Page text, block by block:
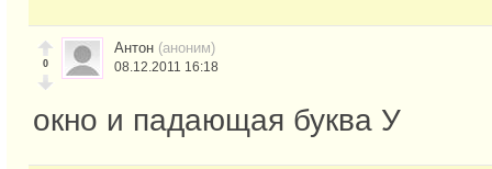
0
Антон (аноним)
08.12.2011 16:18
окно и падающая буква У